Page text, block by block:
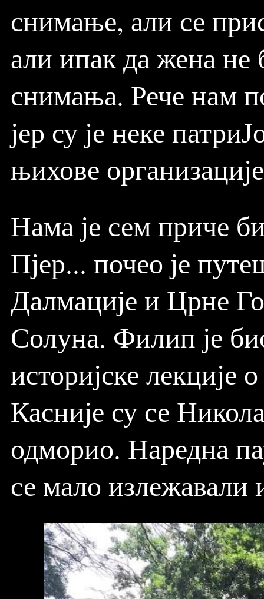
снимање, али се
али ипак да жена не
снимања. Рече нам
јер су је неке
њихове
Нама је сем приче
Пјер... почео је
Далмације и Црне
Солуна. Филип је
историјске лекције
Касније су се
одморио. Наредна
се мало излежавали